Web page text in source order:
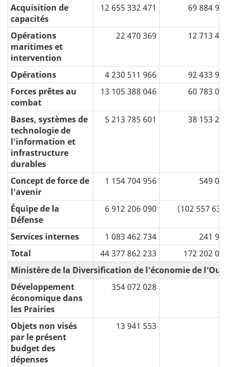
Acquisition de
capacités
12 655 332 471 69 884
Opérations
maritimes et
intervention
22 470 369 12 713
Opérations 4 230 511 966
92 433
Forces prêtes au
combat
13 105 388 046 60 783
Bases, systèmes de
technologie de
lʼinformation et
infrastructure
durables
5 213 785 601 38 153
Concept de force de
lʼavenir
1 154 704 956 549
Équipe de la
Défense
6 912 206 090 (102 557
Services internes 1 083 462 734
241
Total
44 377 862 233
172 202
Ministère de la Diversification de l’économie de
Développement
économique dans
les Prairies
354 072 028
Objets non visés
par le présent
budget des
dépenses
13 941 553